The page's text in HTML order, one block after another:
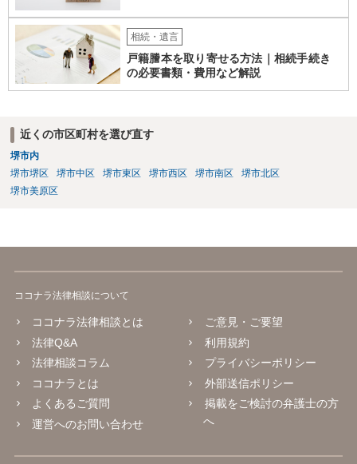
相続・遺言
戸籍謄本を取り寄せる方法｜相続手続き
の必要書類・費用など解説
近くの市区町村を選び直す
堺市内
堺市堺区
堺市中区 堺市東区 堺市西区 堺市南区
堺市北区
堺市美原区
ココナラ法律相談について
ココナラ法律相談とは
法律Q&A
法律相談コラム
ココナラとは
よくあるご質問
運営へのお問い合わせ
ご意見・ご要望
利用規約
プライバシーポリシー
外部送信ポリシー
掲載をご検討の弁護士の方
へ